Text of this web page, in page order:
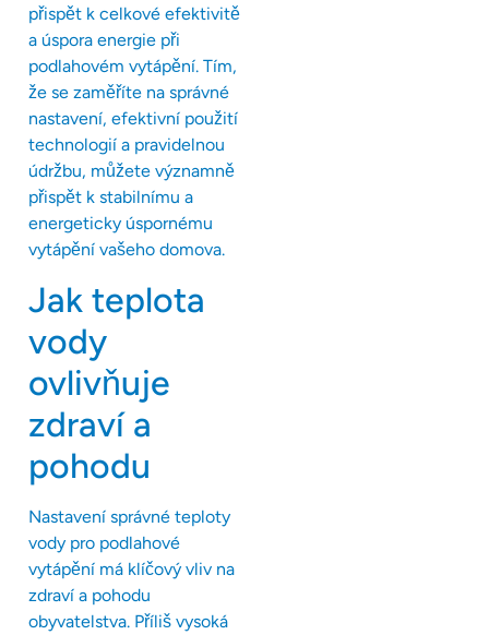
přispět k celkové efektivitě
a úspora energie při
podlahovém vytápění. Tím,
že se zaměříte na správné
nastavení, efektivní použití
technologií a pravidelnou
údržbu, můžete významně
přispět k stabilnímu a
energeticky úspornému
vytápění vašeho domova.
Jak teplota
vody
ovlivňuje
zdraví a
pohodu
Nastavení správné teploty
vody pro podlahové
vytápění má klíčový vliv na
zdraví a pohodu
obyvatelstva. Příliš vysoká